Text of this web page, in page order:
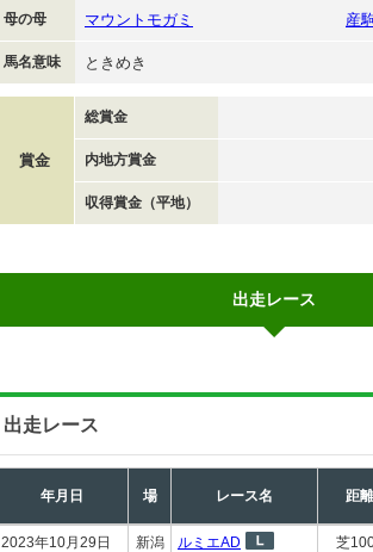
母の母 マウントモガミ 産
馬名意味 ときめき
賞金
総賞金
内地方賞金
収得賞金（平地）
出走レース
出走レース
年月日 場 レース名 距離
2023年10月29日 新潟 ルミエAD 芝